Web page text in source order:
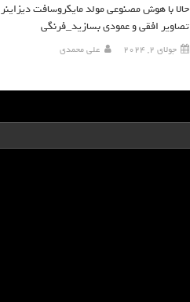
حالا با هوش مصنوعی مولد مایکروسافت دیزاینر
تصاویر افقی و عمودی بسازید_فرنگی
جولای 2, 2024 علی محمدی